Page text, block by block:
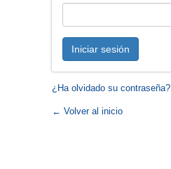
Iniciar sesión
¿Ha olvidado su contraseña?
← Volver al inicio